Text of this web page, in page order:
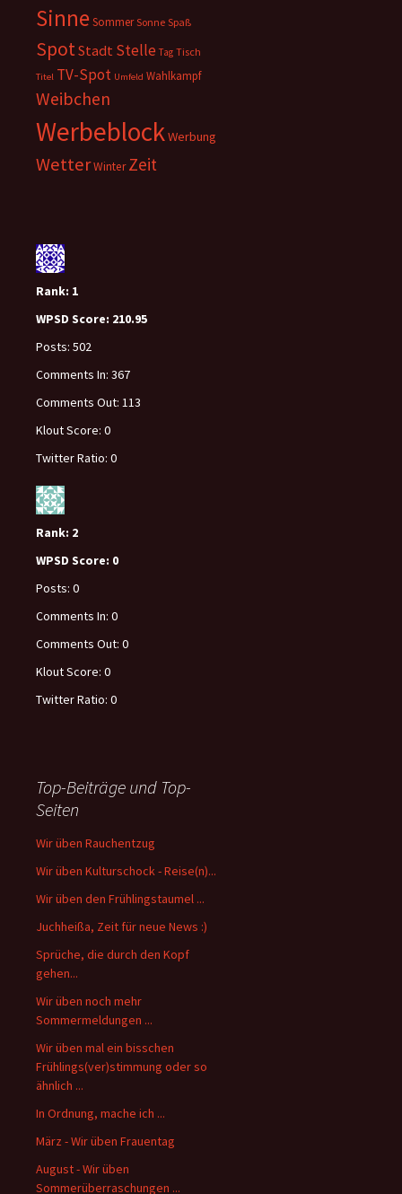
Sinne Sommer Sonne Spaß
SpotStadt Stelle Tag Tisch
Titel TV-Spot Umfeld Wahlkampf
Weibchen
WerbeblockWerbung
WetterWinter Zeit
Rank: 1
WPSD Score: 210.95
Posts: 502
Comments In: 367
Comments Out: 113
Klout Score: 0
Twitter Ratio: 0
Rank: 2
WPSD Score: 0
Posts: 0
Comments In: 0
Comments Out: 0
Klout Score: 0
Twitter Ratio: 0
Top-Beiträge und Top-
Seiten
Wir üben Rauchentzug
Wir üben Kulturschock - Reise(n)...
Wir üben den Frühlingstaumel ...
Juchheißa, Zeit für neue News :)
Sprüche, die durch den Kopf
gehen...
Wir üben noch mehr
Sommermeldungen ...
Wir üben mal ein bisschen
Frühlings(ver)stimmung oder so
ähnlich ...
In Ordnung, mache ich ...
März - Wir üben Frauentag
August - Wir üben
Sommerüberraschungen ...